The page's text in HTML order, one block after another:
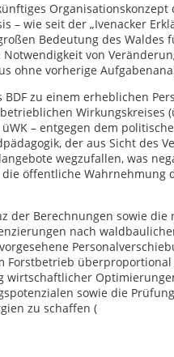
Organisationskonzept
– wie seit der „Ivenacker
Bedeutung des Waldes
von
ohne vorherige
zu einem erheblichen
Wirkungskreises
– entgegen dem
der aus Sicht des
wegzufallen, was
öffentliche Wahrnehmung
der Berechnungen sowie die
nach
Forstbetrieb
wirtschaftlicher
sowie die
zu schaffen (